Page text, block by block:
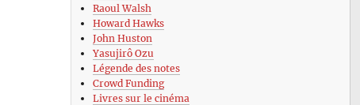
Raoul Walsh
Howard Hawks
John Huston
Yasujirô Ozu
Légende des notes
Crowd Funding
Livres sur le cinéma